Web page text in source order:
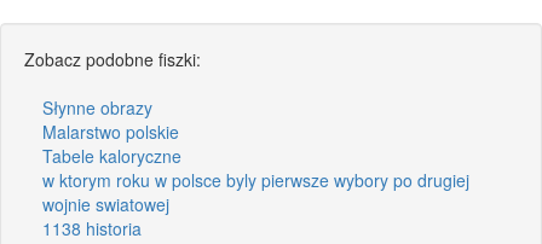
Zobacz podobne fiszki:
Słynne obrazy
Malarstwo polskie
Tabele kaloryczne
w ktorym roku w polsce byly pierwsze wybory po drugiej
wojnie swiatowej
1138 historia